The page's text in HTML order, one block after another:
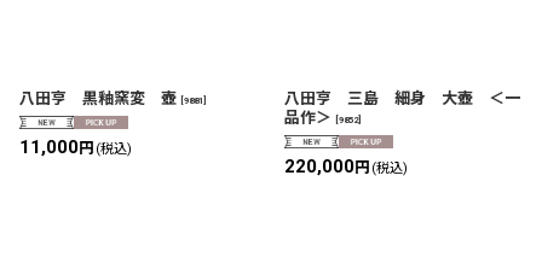
八田亨 黒釉窯変 壺 9881
11,000円 (税込)
八田亨 三島 細身 大壺 ＜一
品作＞
9852]
220,000円 (税込)